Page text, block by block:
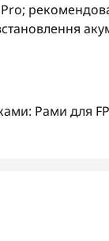
Рами для